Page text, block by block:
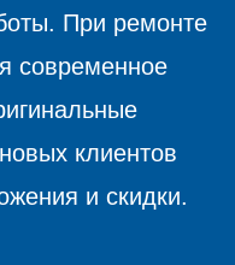
При ремонте
современное
клиентов
и скидки.